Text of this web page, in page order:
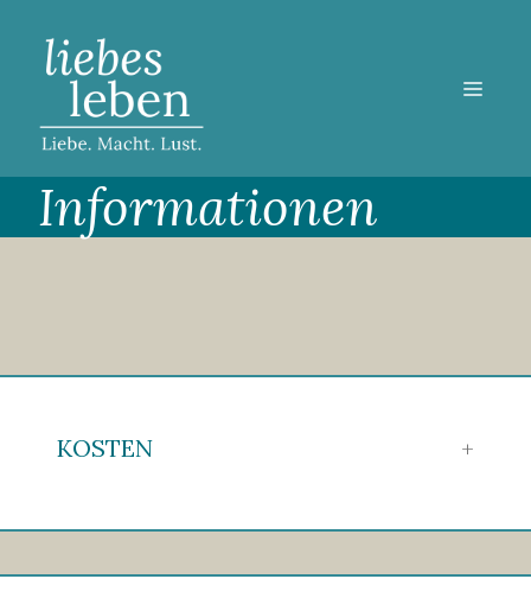
Inhalt
springen
Informationen
KOSTEN